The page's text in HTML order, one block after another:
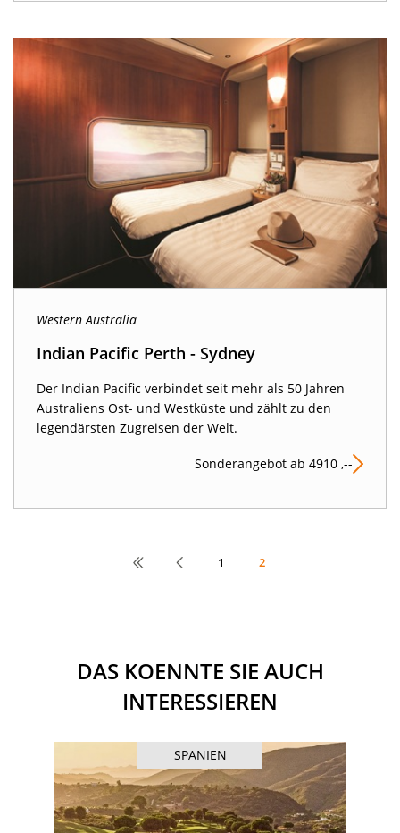
Western Australia
Indian Pacific Perth - Sydney
Der Indian Pacific verbindet seit mehr als 50 Jahren
Australiens Ost- und Westküste und zählt zu den
legendärsten Zugreisen der Welt.
Sonderangebot ab 4910 ,--
1 2
DAS KOENNTE SIE AUCH
INTERESSIEREN
SPANIEN